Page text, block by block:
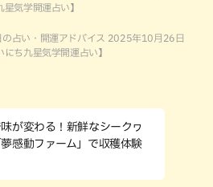
星気学開運占い】
の占い・開運アドバイス 2025年10月26日
にち九星気学開運占い】
が変わる！新鮮なシークヮ
感動ファーム」で収穫体験